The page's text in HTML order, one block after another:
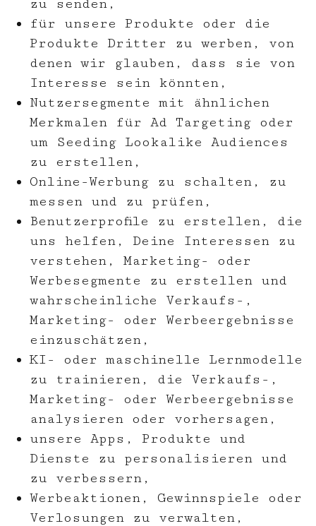
zu senden,
für unsere Produkte oder die
Produkte Dritter zu werben, von
denen wir glauben, dass sie von
Interesse sein könnten,
Nutzersegmente mit ähnlichen
Merkmalen für Ad Targeting oder
um Seeding Lookalike Audiences
zu erstellen,
Online-Werbung zu schalten, zu
messen und zu prüfen,
Benutzerprofile zu erstellen, die
uns helfen, Deine Interessen zu
verstehen, Marketing- oder
Werbesegmente zu erstellen und
wahrscheinliche Verkaufs-,
Marketing- oder Werbeergebnisse
einzuschätzen,
KI- oder maschinelle Lernmodelle
zu trainieren, die Verkaufs-,
Marketing- oder Werbeergebnisse
analysieren oder vorhersagen,
unsere Apps, Produkte und
Dienste zu personalisieren und
zu verbessern,
Werbeaktionen, Gewinnspiele oder
Verlosungen zu verwalten,